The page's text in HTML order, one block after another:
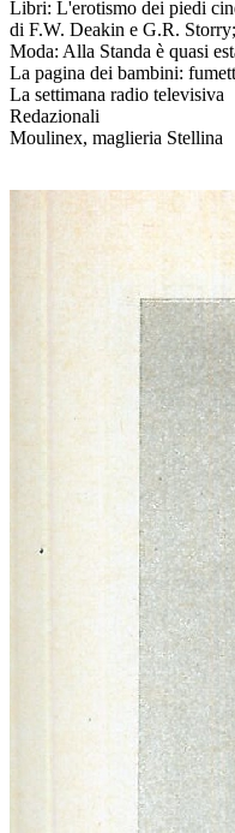
Libri: L'erotismo dei piedi
di F.W. Deakin e G.R.
Moda: Alla Standa è quasi
La pagina dei bambini:
La settimana radio televisiva
Redazionali
Moulinex, maglieria Stellina